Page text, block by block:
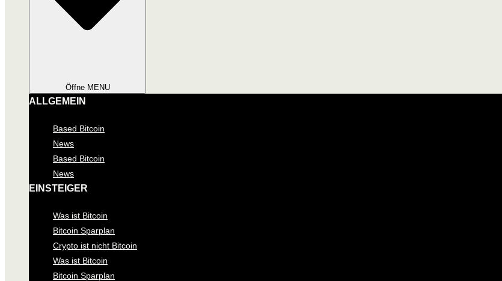
Öffne MENU
ALLGEMEIN
Based Bitcoin
News
Based Bitcoin
News
EINSTEIGER
Was ist Bitcoin
Bitcoin Sparplan
Crypto ist nicht Bitcoin
Was ist Bitcoin
Bitcoin Sparplan